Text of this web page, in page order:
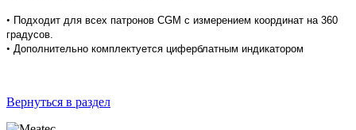
• Подходит для всех патронов CGM с измерением координат на 360
градусов.
• Дополнительно комплектуется циферблатным индикатором
Вернуться в раздел